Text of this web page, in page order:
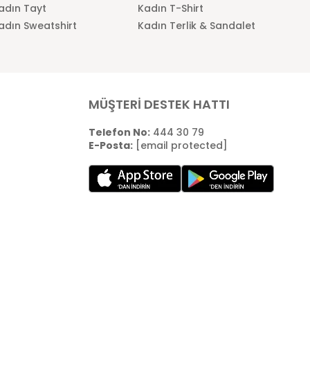
Tayt
Kadın T-Shirt
Sweatshirt Kadın Terlik & Sandalet
MÜŞTERİ DESTEK HATTI
Telefon No:444 30 79
E-Posta: [email protected]